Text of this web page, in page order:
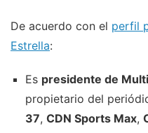
De acuerdo con el perfil
Estrella:
Es presidente de
propietario del
37, CDN Sports Max,